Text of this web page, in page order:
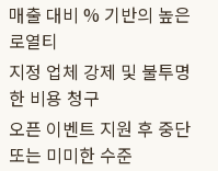
매출 대비 % 기반의 높은
로열티
지정 업체 강제 및 불투명
한 비용 청구
오픈 이벤트 지원 후 중단
또는 미미한 수준